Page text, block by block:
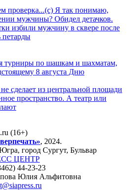
проверка...(с) Я так понимаю,
мужчины? Обидел детачков.
избили мужчину в сквере после
петарды
турниры по шашкам и шахматам,
8 августа Дню
сделает из центральной площади
пространство. А театр или
(16+)
, 2024.
, город Сургут, Бульвар
ЦЕНТР
44-23-23
Юлия Альфитовна